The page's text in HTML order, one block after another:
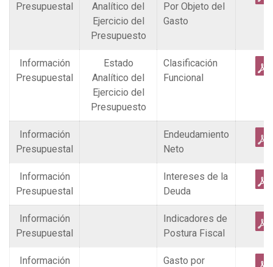
Presupuestal
Analítico del
Ejercicio del
Presupuesto
Por Objeto del
Gasto
Información
Presupuestal
Estado
Analítico del
Ejercicio del
Presupuesto
Clasificación
Funcional
Información
Presupuestal
Endeudamiento
Neto
Información
Presupuestal
Intereses de la
Deuda
Información
Presupuestal
Indicadores de
Postura Fiscal
Información
Gasto por